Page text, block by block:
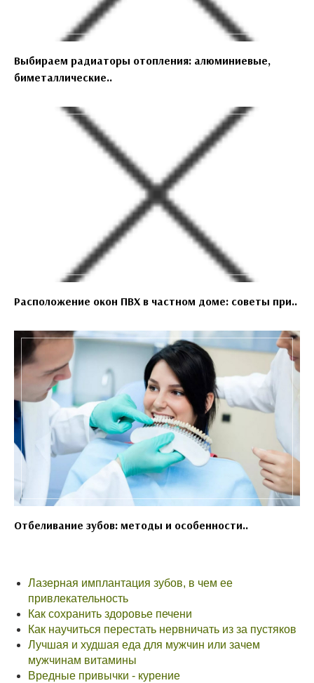
Выбираем радиаторы отопления: алюминиевые,
биметаллические..
Расположение окон ПВХ в частном доме: советы при..
Отбеливание зубов: методы и особенности..
Лазерная имплантация зубов, в чем ее
привлекательность
Как сохранить здоровье печени
Как научиться перестать нервничать из за пустяков
Лучшая и худшая еда для мужчин или зачем
мужчинам витамины
Вредные привычки - курение